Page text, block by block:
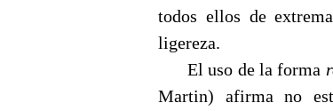
todos ellos de
ligereza.
El uso de la forma
Martin) afirma no